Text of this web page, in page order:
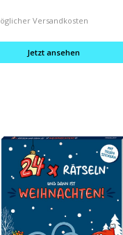
Versandkosten
Jetzt ansehen